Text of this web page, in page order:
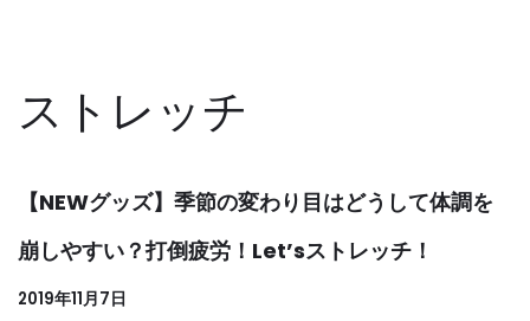
ストレッチ
【NEWグッズ】季節の変わり目はどうして体調を
崩しやすい？打倒疲労！Let’sストレッチ！
2019年11月7日